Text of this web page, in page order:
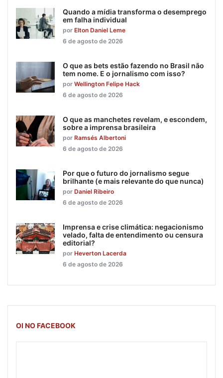
Quando a mídia transforma o desemprego
em falha individual
por Elton Daniel Leme
6 de agosto de 2026
O que as bets estão fazendo no Brasil não
tem nome. E o jornalismo com isso?
por Wellington Felipe Hack
6 de agosto de 2026
O que as manchetes revelam, e escondem,
sobre a imprensa brasileira
por Ramsés Albertoni
6 de agosto de 2026
Por que o futuro do jornalismo segue
brilhante (e mais relevante do que nunca)
por Daniel Ribeiro
6 de agosto de 2026
Imprensa e crise climática: negacionismo
velado, falta de entendimento ou censura
editorial?
por Heverton Lacerda
6 de agosto de 2026
OI NO FACEBOOK